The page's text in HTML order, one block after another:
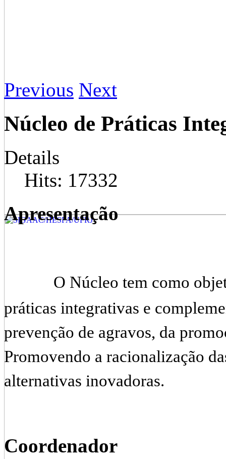
Previous Next
Núcleo de Práticas
Details
Hits: 17332
Apresentação
O Núcleo tem como
práticas integrativas e
prevenção de agravos, da
Promovendo a racionalização
alternativas inovadoras.
Coordenador